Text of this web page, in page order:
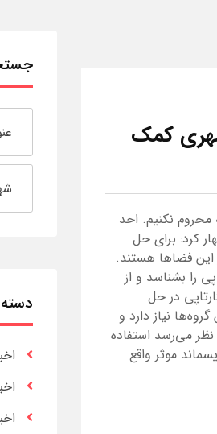
کمک
نکنیم. احد
کرد: برای حل
این فضاها هستند.
را بشناسد و از
در حل
نیاز دارد و
نظر می‌رسد استفاده
موثر واقع